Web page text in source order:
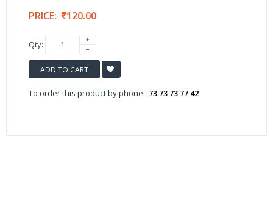
PRICE: 120.00
Qty:
ADD TO CART
To order this product by phone : 73 73 73 77 42